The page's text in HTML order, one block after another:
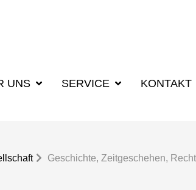
UNS SERVICE KONTAKT
Geschichte, Zeitgeschehen, Recht